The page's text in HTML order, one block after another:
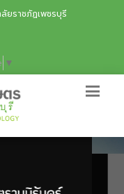
ยราชภัฏเพชรบุรี
▼